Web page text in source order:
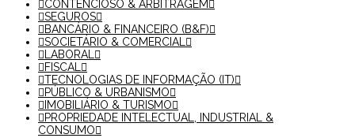
CONTENCIOSO & ARBITRAGEM
SEGUROS
BANCÁRIO & FINANCEIRO (B&F)
SOCIETÁRIO & COMERCIAL
LABORAL
FISCAL
TECNOLOGIAS DE INFORMAÇÃO (IT)
PÚBLICO & URBANISMO
IMOBILIÁRIO & TURISMO
PROPRIEDADE INTELECTUAL, INDUSTRIAL &
CONSUMO